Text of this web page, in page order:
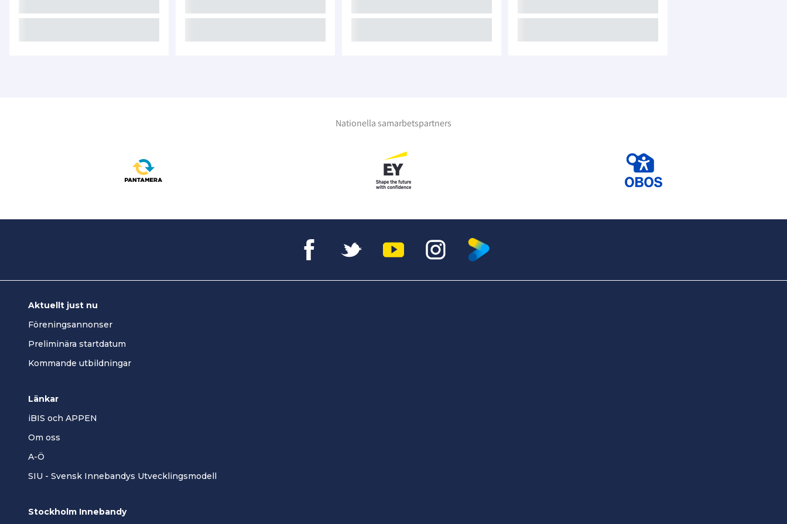
Nationella samarbetspartners
Aktuellt just nu
Föreningsannonser
Preliminära startdatum
Kommande utbildningar
Länkar
iBIS och APPEN
Om oss
A-Ö
SIU - Svensk Innebandys Utvecklingsmodell
Stockholm Innebandy